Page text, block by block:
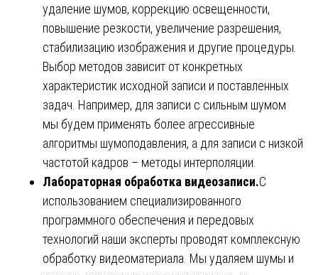
удаление шумов, коррекцию освещенности,
повышение резкости, увеличение разрешения,
стабилизацию изображения и другие процедуры.
Выбор методов зависит от конкретных
характеристик исходной записи и поставленных
задач. Например, для записи с сильным шумом
мы будем применять более агрессивные
алгоритмы шумоподавления, а для записи с низкой
частотой кадров – методы интерполяции.
Лабораторная обработка видеозаписи.С
использованием специализированного
программного обеспечения и передовых
технологий наши эксперты проводят комплексную
обработку видеоматериала. Мы удаляем шумы и